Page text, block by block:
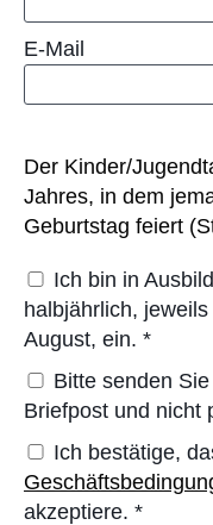
E-Mail
Der Kinder/
Jahres, in dem
Geburtstag feiert
Ich bin in
halbjährlich,
August, ein. *
Bitte senden
Briefpost und nicht
Ich bestätige,
akzeptiere. *